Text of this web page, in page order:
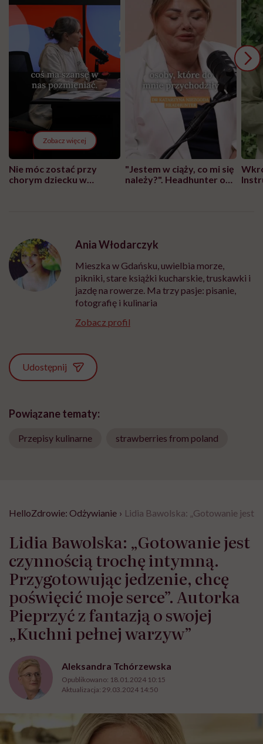
Zobacz więcej
Nie móc zostać przy
chorym dziecku w
"Jestem w ciąży, co mi się
należy?". Headhunter o
Ania Włodarczyk
Mieszka w Gdańsku, uwielbia morze,
pikniki, stare książki kucharskie, truskawki i
jazdę na rowerze. Ma trzy pasje: pisanie,
fotografię i kulinaria
Zobacz profil
Udostępnij
Powiązane tematy:
Przepisy kulinarne strawberries from poland
HelloZdrowie: Odżywianie › Lidia Bawolska: „Gotowanie jest
Lidia Bawolska: „Gotowanie jest
czynnością trochę intymną.
Przygotowując jedzenie, chcę
poświęcić moje serce”. Autorka
Pieprzyć z fantazją o swojej
„Kuchni pełnej warzyw”
Aleksandra Tchórzewska
Opublikowano: 18.01.2024 10:15
Aktualizacja: 29.03.2024 14:50